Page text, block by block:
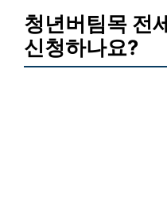
청년버팀목 전
신청하나요?